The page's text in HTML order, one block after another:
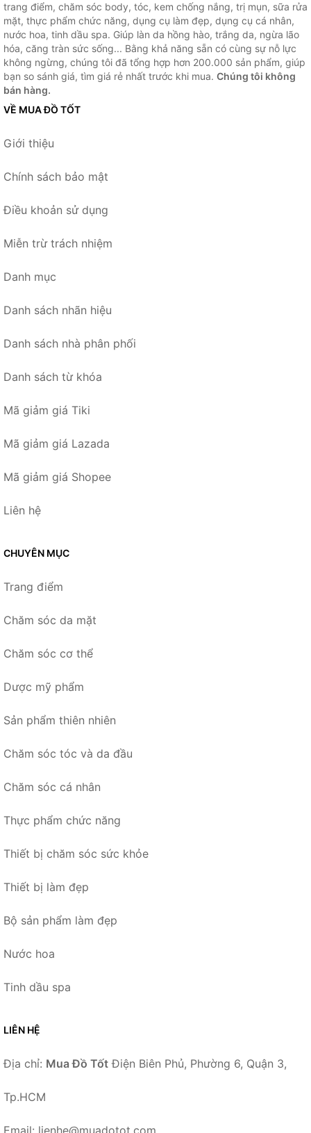
trang điểm, chăm sóc body, tóc, kem chống nắng, trị mụn, sữa rửa
mặt, thực phẩm chức năng, dụng cụ làm đẹp, dụng cụ cá nhân,
nước hoa, tinh dầu spa. Giúp làn da hồng hào, trắng da, ngừa lão
hóa, căng tràn sức sống... Bằng khả năng sẵn có cùng sự nỗ lực
không ngừng, chúng tôi đã tổng hợp hơn 200.000 sản phẩm, giúp
bạn so sánh giá, tìm giá rẻ nhất trước khi mua. Chúng tôi không
bán hàng.
VỀ MUA ĐỒ TỐT
Giới thiệu
Chính sách bảo mật
Điều khoản sử dụng
Miễn trừ trách nhiệm
Danh mục
Danh sách nhãn hiệu
Danh sách nhà phân phối
Danh sách từ khóa
Mã giảm giá Tiki
Mã giảm giá Lazada
Mã giảm giá Shopee
Liên hệ
CHUYÊN MỤC
Trang điểm
Chăm sóc da mặt
Chăm sóc cơ thể
Dược mỹ phẩm
Sản phẩm thiên nhiên
Chăm sóc tóc và da đầu
Chăm sóc cá nhân
Thực phẩm chức năng
Thiết bị chăm sóc sức khỏe
Thiết bị làm đẹp
Bộ sản phẩm làm đẹp
Nước hoa
Tinh dầu spa
LIÊN HỆ
Địa chỉ: Mua Đồ Tốt Điện Biên Phủ, Phường 6, Quận 3,
Tp.HCM